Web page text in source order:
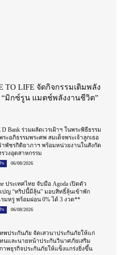
TO LIFE จัดกิจกรรมเติมพลัง
“มิกซ์รูน แมตช์พลังงานชีวิต”
D Bank ร่วมผลัดเวรเฝ้าฯ ในพระพิธีธรรม
ระอภิธรรมพระศพ สมเด็จพระเจ้าลูกเธอ
าพัชรกิติยาภาฯ พร้อมหน่วยงานในสังกัด
รวงอุตสาหกรรม
น 06/08/2026
ประเทศไทย จับมือ Agoda เปิดตัว
ปญ “ทริปนี้มีลุ้น” มอบสิทธิ์ลุ้นเข้าพัก
รมหรู พร้อมผ่อน 0% ได้ 3 งวด**
น 06/08/2026
ทพประกันภัย จัดเสวนาประกันภัยให้แก่
นและนายหน้าประกันวินาศภัยเสริม
าพธุรกิจประกันภัยให้แข็งแกร่งยิ่งขึ้น